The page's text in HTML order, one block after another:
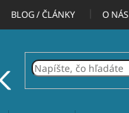
BLOG / ČLÁNKY O NÁS